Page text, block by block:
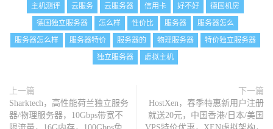
主机测评
云服务 云服务器 信用卡 好不好
德国机房
德国独立服务器
怎么样 性价比 服务器
服务器怎么
服务器怎么样
服务器特价 服务器的 物理服务器
特价独立服务器
独立服务器
虚拟主机
上一篇
Sharktech，高性能荷兰独立服务
器/物理服务器，10Gbps带宽不
下一篇
HostXen，春季特惠新用户注册
就送20元，中国香港/日本/美国